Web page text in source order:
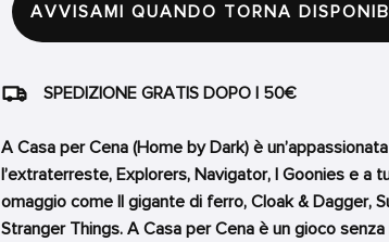
AVVISAMI QUANDO TORNA
SPEDIZIONE GRATIS DOPO I 50€
A Casa per Cena (Home by Dark) è
l’extraterreste, Explorers, Navigator, I Goonies e
omaggio come Il gigante di ferro, Cloak &
Stranger Things. A Casa per Cena è un gioco